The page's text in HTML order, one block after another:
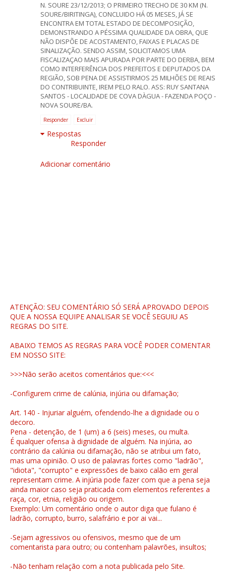
N. SOURE 23/12/2013; O PRIMEIRO TRECHO DE 30 KM (N.
SOURE/BIRITINGA), CONCLUIDO HÁ 05 MESES, JÁ SE
ENCONTRA EM TOTAL ESTADO DE DECOMPOSIÇÃO,
DEMONSTRANDO A PÉSSIMA QUALIDADE DA OBRA, QUE
NÃO DISPÕE DE ACOSTAMENTO, FAIXAS E PLACAS DE
SINALIZAÇÃO. SENDO ASSIM, SOLICITAMOS UMA
FISCALIZAÇAO MAIS APURADA POR PARTE DO DERBA, BEM
COMO INTERFERÊNCIA DOS PREFEITOS E DEPUTADOS DA
REGIÃO, SOB PENA DE ASSISTIRMOS 25 MILHÕES DE REAIS
DO CONTRIBUINTE, IREM PELO RALO. ASS: RUY SANTANA
SANTOS - LOCALIDADE DE COVA DÀGUA - FAZENDA POÇO -
NOVA SOURE/BA.
Responder Excluir
Respostas
Responder
Adicionar comentário
ATENÇÃO: SEU COMENTÁRIO SÓ SERÁ APROVADO DEPOIS
QUE A NOSSA EQUIPE ANALISAR SE VOCÊ SEGUIU AS
REGRAS DO SITE.
ABAIXO TEMOS AS REGRAS PARA VOCÊ PODER COMENTAR
EM NOSSO SITE:
>>>Não serão aceitos comentários que:<<<
-Configurem crime de calúnia, injúria ou difamação;
Art. 140 - Injuriar alguém, ofendendo-lhe a dignidade ou o
decoro.
Pena - detenção, de 1 (um) a 6 (seis) meses, ou multa.
É qualquer ofensa à dignidade de alguém. Na injúria, ao
contrário da calúnia ou difamação, não se atribui um fato,
mas uma opinião. O uso de palavras fortes como "ladrão",
"idiota", "corrupto" e expressões de baixo calão em geral
representam crime. A injúria pode fazer com que a pena seja
ainda maior caso seja praticada com elementos referentes a
raça, cor, etnia, religião ou origem.
Exemplo: Um comentário onde o autor diga que fulano é
ladrão, corrupto, burro, salafrário e por ai vai...
-Sejam agressivos ou ofensivos, mesmo que de um
comentarista para outro; ou contenham palavrões, insultos;
-Não tenham relação com a nota publicada pelo Site.